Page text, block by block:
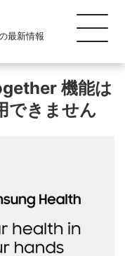
最新情報
機能は
できません